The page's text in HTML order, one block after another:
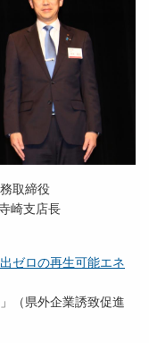
取締役
崎支店長
ゼロの再生可能エネ
（県外企業誘致促進